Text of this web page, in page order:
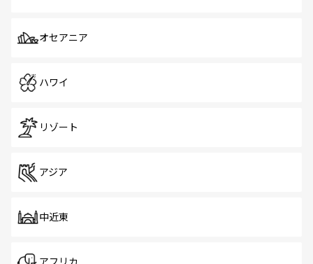
オセアニア
ハワイ
リゾート
アジア
中近東